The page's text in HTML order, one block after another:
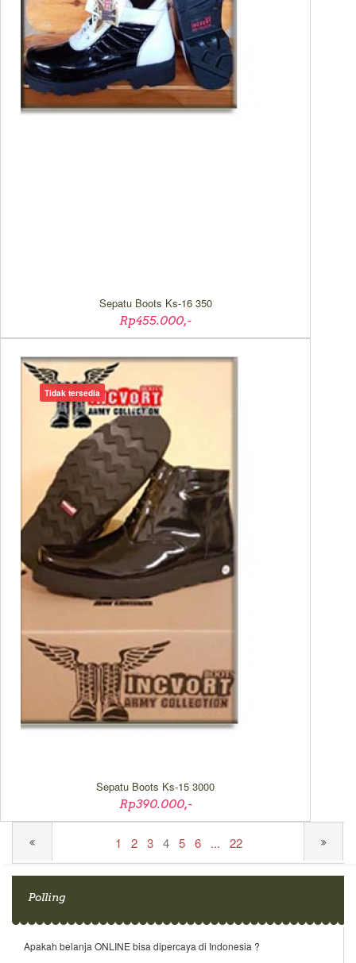
Sepatu Boots Ks-16 350
Rp455.000,-
Sepatu Boots Ks-15 3000
Rp390.000,-
Tidak tersedia
1 2 3 4 5 6 ... 22
Polling
Apakah belanja ONLINE bisa dipercaya di Indonesia ?